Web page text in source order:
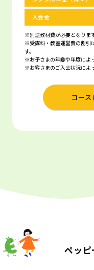
入会金
※別途教材費が必要となります
※受講料・教室運営費の割引
す。
※お子さまの年齢や年度によ
※お客さまのご入会状況によ
コー
ペッ